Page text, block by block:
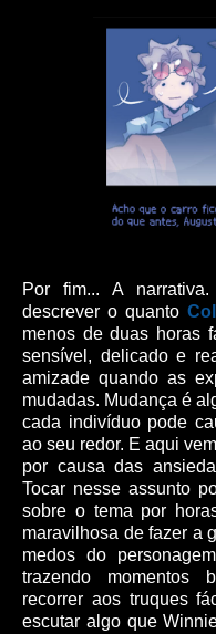
Por fim... A
descrever o quanto
menos de duas horas
sensível, delicado e
amizade quando as
mudadas. Mudança é
cada indivíduo pode
ao seu redor. E aqui
por causa das
Tocar nesse assunto
sobre o tema por
maravilhosa de fazer a
medos do
trazendo momentos
recorrer aos truques
escutar algo que